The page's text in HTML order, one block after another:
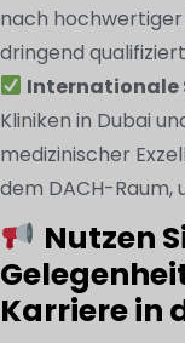
nach
dringend
Internationale
Kliniken in Dubai
medizinischer
dem DACH-Raum,
Nutzen
Karriere in